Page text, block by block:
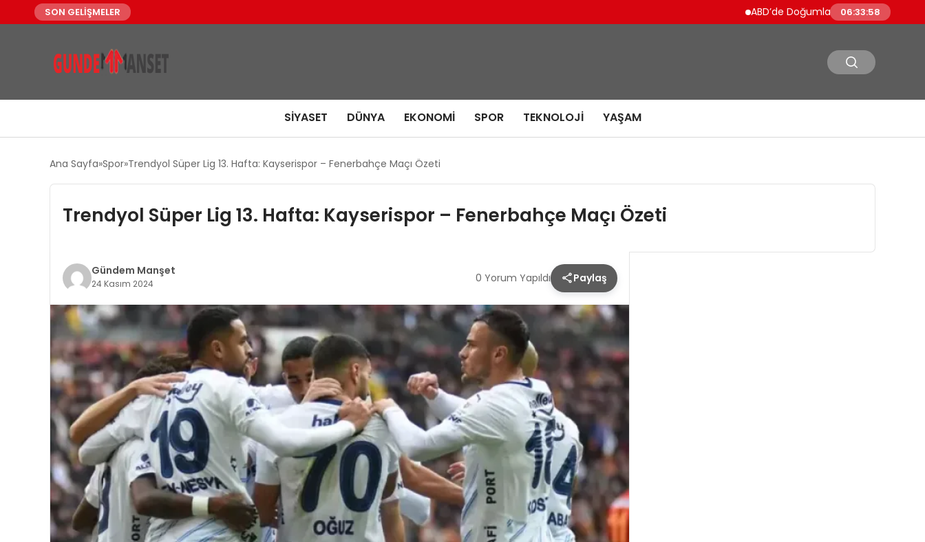
SON GELİŞMELER ABD’de Doğumla Vatandaşlık
06:33:59
SIYASET DÜNYA EKONOMI SPOR TEKNOLOJI YAŞAM
Ana Sayfa Spor Trendyol Süper Lig 13. Hafta: Kayserispor – Fenerbahçe Maçı Özeti
Trendyol Süper Lig 13. Hafta: Kayserispor – Fenerbahçe Maçı Özeti
Gündem Manşet
24 Kasım 2024 0 Yorum Yapıldı Paylaş